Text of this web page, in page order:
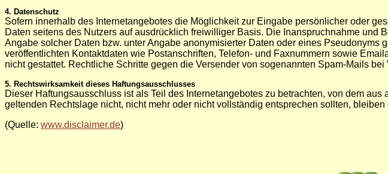
4. Datenschutz
Sofern innerhalb des Internetangebotes die Möglichkeit zur Eingabe persönlicher oder
Daten seitens des Nutzers auf ausdrücklich freiwilliger Basis. Die Inanspruchnahme
Angabe solcher Daten bzw. unter Angabe anonymisierter Daten oder eines
veröffentlichten Kontaktdaten wie Postanschriften, Telefon- und Faxnummern sowie
nicht gestattet. Rechtliche Schritte gegen die Versender von sogenannten Spam-Mails
5. Rechtswirksamkeit dieses Haftungsausschlusses
Dieser Haftungsausschluss ist als Teil des Internetangebotes zu betrachten, von dem
geltenden Rechtslage nicht, nicht mehr oder nicht vollständig entsprechen sollten,
(Quelle: www.disclaimer.de)